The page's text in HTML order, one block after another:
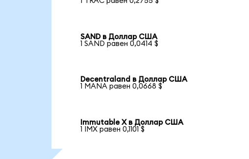
SAND в Доллар США
1 SAND равен 0,0414 $
Decentraland в Доллар США
1 MANA равен 0,0668 $
Immutable X в Доллар США
1 IMX равен 0,1101 $